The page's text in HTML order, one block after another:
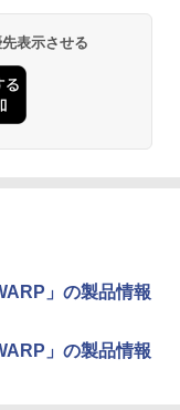
表示させる
」の製品情報
」の製品情報